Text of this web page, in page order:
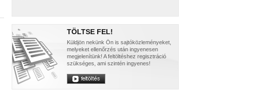
TÖLTSE FEL!
Küldjön nekünk Ön is sajtóközleményeket,
melyeket ellenőrzés után ingyenesen
megjelenítünk! A feltöltéshez regisztráció
szükséges, ami szintén ingyenes!